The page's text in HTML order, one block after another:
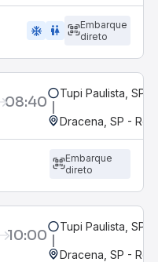
ac_unit wc
Embarque
direto
08:40 Tupi Paulista, SP
Dracena, SP -
Embarque
direto
10:00 Tupi Paulista, SP
Dracena, SP -